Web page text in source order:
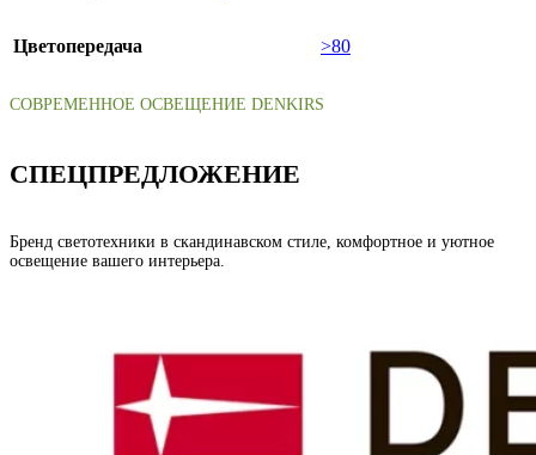
Цветопередача >80
СОВРЕМЕННОЕ ОСВЕЩЕНИЕ DENKIRS
СПЕЦПРЕДЛОЖЕНИЕ
Бренд светотехники в скандинавском стиле, комфортное и уютное
освещение вашего интерьера.